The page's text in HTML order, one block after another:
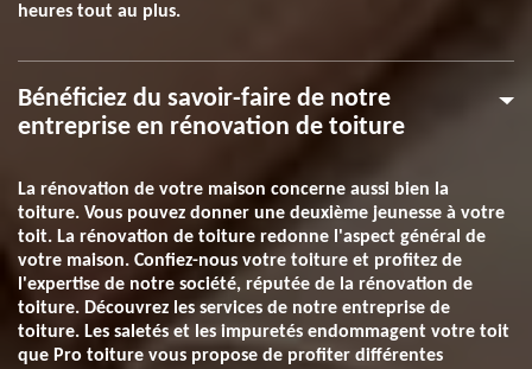
heures tout au plus.
Bénéficiez du savoir-faire de notre
entreprise en rénovation de toiture
La rénovation de votre maison concerne aussi bien la
toiture. Vous pouvez donner une deuxième jeunesse à votre
toit. La rénovation de toiture redonne l'aspect général de
votre maison. Confiez-nous votre toiture et profitez de
l'expertise de notre société, réputée de la rénovation de
toiture. Découvrez les services de notre entreprise de
toiture. Les saletés et les impuretés endommagent votre toit
que Pro toiture vous propose de profiter différentes